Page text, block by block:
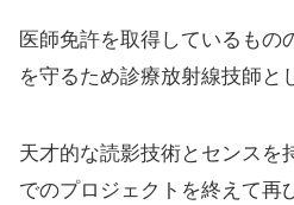
医師免許を取得しているもの
を守るため診療放射線技師と
天才的な読影技術とセンスを
でのプロジェクトを終えて再